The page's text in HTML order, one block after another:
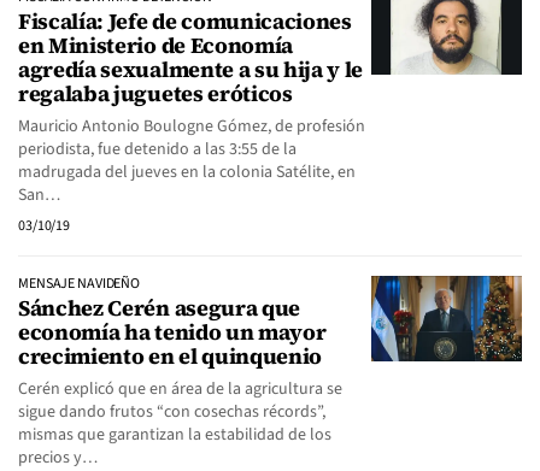
Fiscalía: Jefe de comunicaciones
en Ministerio de Economía
agredía sexualmente a su hija y le
regalaba juguetes eróticos
Mauricio Antonio Boulogne Gómez, de profesión
periodista, fue detenido a las 3:55 de la
madrugada del jueves en la colonia Satélite, en
San…
03/10/19
MENSAJE NAVIDEÑO
Sánchez Cerén asegura que
economía ha tenido un mayor
crecimiento en el quinquenio
Cerén explicó que en área de la agricultura se
sigue dando frutos “con cosechas récords”,
mismas que garantizan la estabilidad de los
precios y…